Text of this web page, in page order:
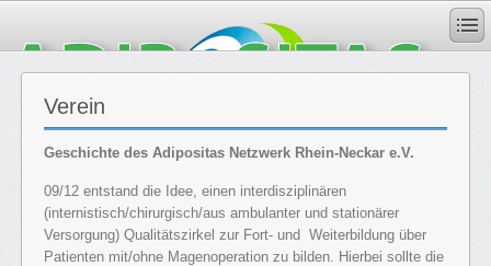
Verein
Geschichte des Adipositas Netzwerk Rhein-Neckar e.V.
09/12 entstand die Idee, einen interdisziplinären
(internistisch/chirurgisch/aus ambulanter und stationärer
Versorgung) Qualitätszirkel zur Fort- und Weiterbildung über
Patienten mit/ohne Magenoperation zu bilden. Hierbei sollte die